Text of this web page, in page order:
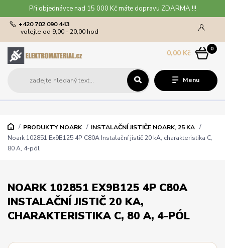
Při objednávce nad 15 000 Kč máte dopravu ZDARMA !!!
Menu
+420 702 090 443
volejte od 9,00 - 20,00 hod
0
0,00 Kč
PRODUKTY NOARK
INSTALAČNÍ JISTIČE NOARK, 25 KA
Noark 102851 Ex9B125 4P C80A Instalační jistič 20 kA, charakteristika C,
80 A, 4-pól
NOARK 102851 EX9B125 4P C80A
INSTALAČNÍ JISTIČ 20 KA,
CHARAKTERISTIKA C, 80 A, 4-PÓL